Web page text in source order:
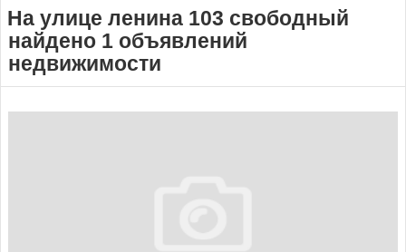
На улице ленина 103 свободный
найдено 1 объявлений
недвижимости